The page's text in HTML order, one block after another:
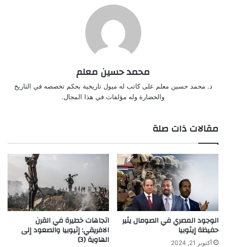
محمد حسين معلم
د. محمد حسين معلم على كاتب له ميول تاريخية بحكم تخصصه في التاريخ
والحضارة وله مؤلفات في هذا المجال.
مقالات ذات صلة
الوجود المصري في الصومال يثير
حفيظة إيثوبيا
أكتوبر 21, 2024
اتجاهات خطيرة في القرن
الافريقي: إثيوبيا والصعود إلى
الهاوية (3)